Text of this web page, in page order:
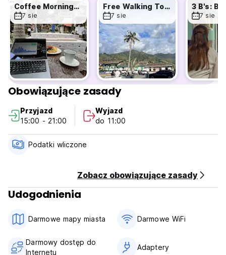
Coffee Mornings ☕
7 sie
Free Walking Tour
7 sie 7 sie
Obowiązujące zasady
Przyjazd
15:00 - 21:00
Wyjazd
do 11:00
Podatki wliczone
Zobacz obowiązujące zasady
Udogodnienia
Darmowe mapy miasta Darmowe WiFi
Darmowy dostęp do
Internetu
Adaptery